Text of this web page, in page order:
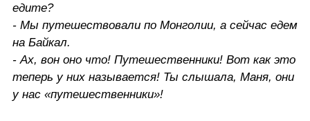
едите?
- Мы путешествовали по Монголии, а сейчас едем
на Байкал.
- Ах, вон оно что! Путешественники! Вот как это
теперь у них называется! Ты слышала, Маня, они
у нас «путешественники»!